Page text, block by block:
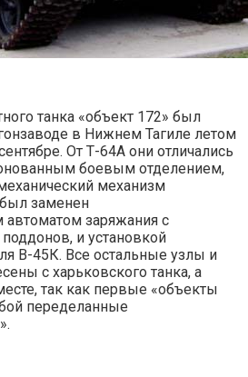
танка «объект 172» был
в Нижнем Тагиле летом
От Т-64А они отличались
боевым отделением,
механизм
заменен
автоматом заряжания с
и установкой
В-45К. Все остальные узлы и
с харьковского танка, а
так как первые «объекты
переделанные